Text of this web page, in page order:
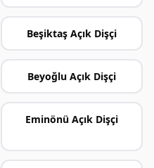
Beşiktaş Açık Dişçi
Beyoğlu Açık Dişçi
Eminönü Açık Dişçi